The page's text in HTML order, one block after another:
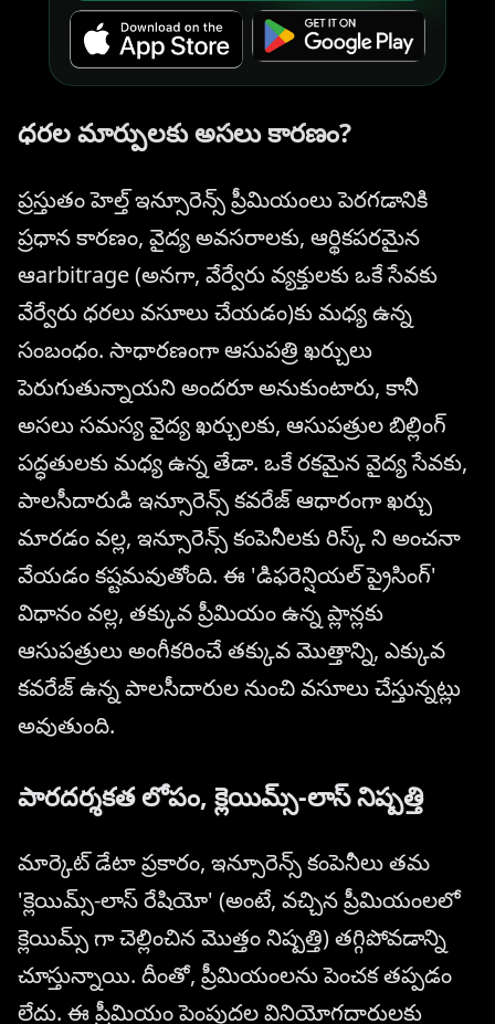
ధరల మార్పులకు అసలు కారణం?
ప్రస్తుతం హెల్త్ ఇన్సూరెన్స్ ప్రీమియంలు పెరగడానికి
ప్రధాన కారణం, వైద్య అవసరాలకు, ఆర్థికపరమైన
ఆarbitrage (అనగా, వేర్వేరు వ్యక్తులకు ఒకే సేవకు
వేర్వేరు ధరలు వసూలు చేయడం)కు మధ్య ఉన్న
సంబంధం. సాధారణంగా ఆసుపత్రి ఖర్చులు
పెరుగుతున్నాయని అందరూ అనుకుంటారు, కానీ
అసలు సమస్య వైద్య ఖర్చులకు, ఆసుపత్రుల బిల్లింగ్
పద్ధతులకు మధ్య ఉన్న తేడా. ఒకే రకమైన వైద్య సేవకు,
పాలసీదారుడి ఇన్సూరెన్స్ కవరేజ్ ఆధారంగా ఖర్చు
మారడం వల్ల, ఇన్సూరెన్స్ కంపెనీలకు రిస్క్ ని అంచనా
వేయడం కష్టమవుతోంది. ఈ 'డిఫరెన్షియల్ ప్రైసింగ్'
విధానం వల్ల, తక్కువ ప్రీమియం ఉన్న ప్లాన్లకు
ఆసుపత్రులు అంగీకరించే తక్కువ మొత్తాన్ని, ఎక్కువ
కవరేజ్ ఉన్న పాలసీదారుల నుంచి వసూలు చేస్తున్నట్లు
అవుతుంది.
పారదర్శకత లోపం, క్లెయిమ్స్-లాస్ నిష్పత్తి
మార్కెట్ డేటా ప్రకారం, ఇన్సూరెన్స్ కంపెనీలు తమ
'క్లెయిమ్స్-లాస్ రేషియో' (అంటే, వచ్చిన ప్రీమియంలలో
క్లెయిమ్స్ గా చెల్లించిన మొత్తం నిష్పత్తి) తగ్గిపోవడాన్ని
చూస్తున్నాయి. దీంతో, ప్రీమియంలను పెంచక తప్పడం
లేదు. ఈ ప్రీమియం పెంపుదల వినియోగదారులకు